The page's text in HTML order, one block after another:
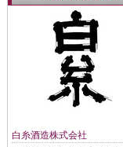
白糸酒造株式会社